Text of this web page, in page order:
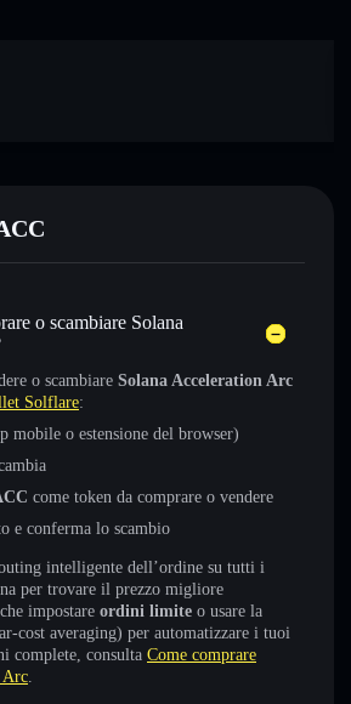
o scambiare Solana
o scambiare Solana Acceleration Arc
Solflare:
mobile o estensione del browser)
come token da comprare o vendere
e conferma lo scambio
intelligente dell’ordine su tutti i
per trovare il prezzo migliore
impostare ordini limite o usare la
cost averaging) per automatizzare i tuoi
complete, consulta Come comprare
Arc.